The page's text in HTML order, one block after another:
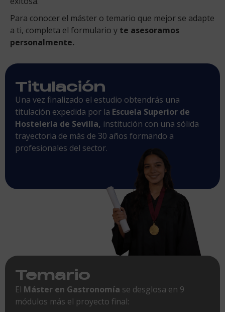
Para conocer el máster o temario que mejor se adapte
a ti, completa el formulario y te asesoramos
personalmente.
Titulación
Una vez finalizado el estudio obtendrás una
titulación expedida por la Escuela Superior de
Hostelería de Sevilla, institución con una sólida
trayectoria de más de 30 años formando a
profesionales del sector.
Temario
El Máster en Gastronomía se desglosa en 9
módulos más el proyecto final: